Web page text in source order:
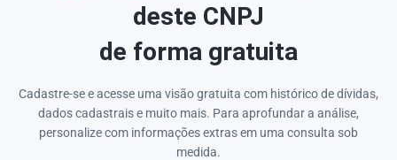
deste CNPJ
de forma gratuita
Cadastre-se e acesse uma visão gratuita com histórico de dívidas,
dados cadastrais e muito mais. Para aprofundar a análise,
personalize com informações extras em uma consulta sob
medida.